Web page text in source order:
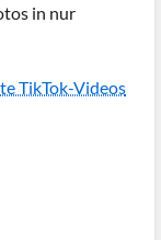
in nur
TikTok-Videos